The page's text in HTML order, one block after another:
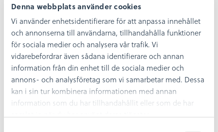
Denna webbplats använder cookies
Vi använder enhetsidentifierare för att anpassa innehållet
och annonserna till användarna, tillhandahålla funktioner
för sociala medier och analysera vår trafik. Vi
vidarebefordrar även sådana identifierare och annan
information från din enhet till de sociala medier och
annons- och analysföretag som vi samarbetar med. Dessa
kan i sin tur kombinera informationen med annan
information som du har tillhandahållit eller som de har
samlat in när du har använt deras tjänster.
Dela:
Dela
på
facebook
Dela
på
twitter
Dela
på
linkedin
Dela
på
pinterest
Stötta vår podcast Museimagasinet!
Gillar du vår podcast? Bra! Vi vore oändligt
tacksamma om ni kan stötta oss via ett bidrag via
Swish när du har lyssnat färdigt. Även en liten
slant kan göra stor skillnad, många bäckar små så
att säga. Och har du inte möjlighet att hjälpa oss